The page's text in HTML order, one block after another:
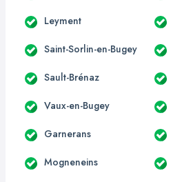
Leyment
Saint-Sorlin-en-Bugey
Sault-Brénaz
Vaux-en-Bugey
Garnerans
Mogneneins